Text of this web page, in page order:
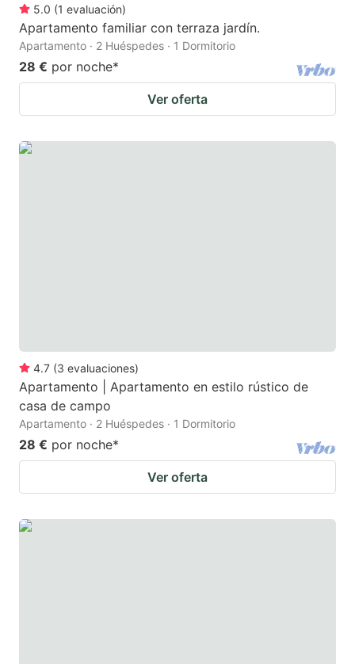
5.0 (1 evaluación)
Apartamento familiar con terraza jardín.
Apartamento · 2 Huéspedes · 1 Dormitorio
28 € por noche*
Ver oferta
4.7 (3 evaluaciones)
Apartamento | Apartamento en estilo rústico de
casa de campo
Apartamento · 2 Huéspedes · 1 Dormitorio
28 € por noche*
Ver oferta